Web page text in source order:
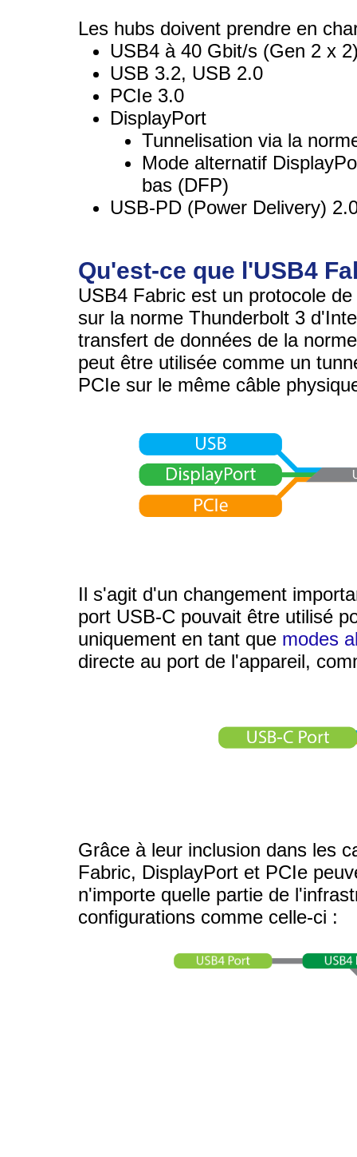
Les hubs doivent prendre en
USB4 à 40 Gbit/s (Gen 2 x
USB 3.2, USB 2.0
PCIe 3.0
DisplayPort
Tunnelisation via la
Mode alternatif
bas (DFP)
USB-PD (Power Delivery)
Qu'est-ce que l'USB4
USB4 Fabric est un protocole
sur la norme Thunderbolt 3
transfert de données de la
peut être utilisée comme un
PCIe sur le même câble
Il s'agit d'un changement
port USB-C pouvait être utilisé
uniquement en tant que modes
directe au port de l'appareil,
Grâce à leur inclusion dans les
Fabric, DisplayPort et PCIe
n'importe quelle partie de
configurations comme celle-ci :